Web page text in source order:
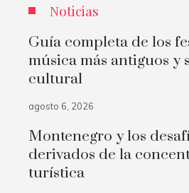
Noticias
Guía completa de los
música más antiguos y
cultural
agosto 6, 2026
Montenegro y los
derivados de la
turística